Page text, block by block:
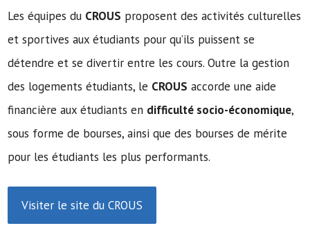
Les équipes du CROUS proposent des activités culturelles
et sportives aux étudiants pour qu’ils puissent se
détendre et se divertir entre les cours. Outre la gestion
des logements étudiants, le CROUS accorde une aide
financière aux étudiants en difficulté socio-économique,
sous forme de bourses, ainsi que des bourses de mérite
pour les étudiants les plus performants.
Visiter le site du CROUS